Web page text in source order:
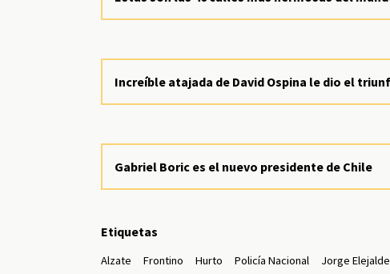
Increíble atajada de David Ospina le dio el
Gabriel Boric es el nuevo presidente de Chile
Etiquetas
Alzate Frontino Hurto Policía Nacional Jorge Elejalde